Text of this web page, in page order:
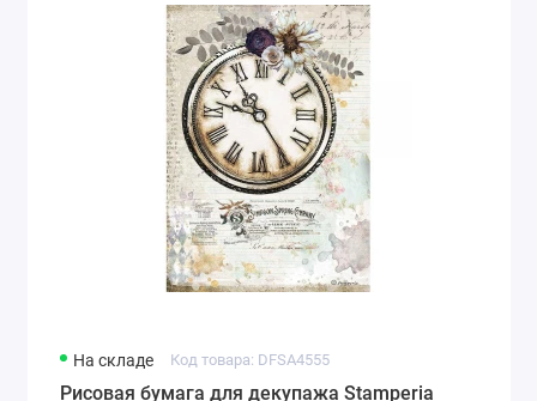
На складе Код товара: DFSA4555
Рисовая бумага для декупажа Stamperia